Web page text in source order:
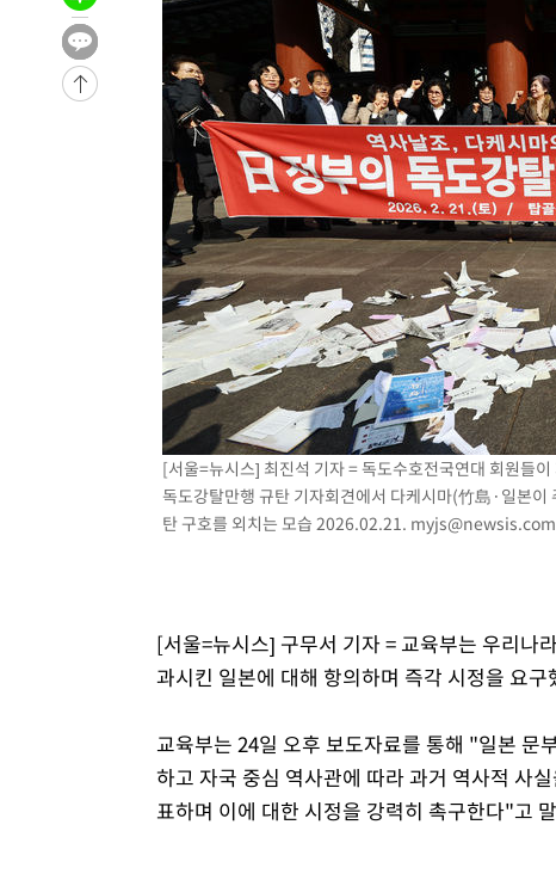
주 날씨]
-8952초 전 >
축구협회 "압수수색·성접대 논란 사과…쇄신의 기회로 삼겠
-7469초 전 >
[속보]'압수수색·성접대 논란' 축구협회 "실망과 걱정 안겨드
송"
1시간 전 >
'최고 37도' 폭염 지속…강원동해안 최대 150㎜ 비
[속보]뉴욕증시 상승 마감…S&P 0.6% 나스닥 1.3%↑
[서울=뉴시스] 최진석 기자 = 독도수호전국연대 회원들
독도강탈만행 규탄 기자회견에서 다케시마(竹島·일본이
탄 구호를 외치는 모습 2026.02.21. myjs@newsis.com
[서울=뉴시스] 구무서 기자 = 교육부는 우리나
과시킨 일본에 대해 항의하며 즉각 시정을 요구
교육부는 24일 오후 보도자료를 통해 "일본 문
하고 자국 중심 역사관에 따라 과거 역사적 사
표하며 이에 대한 시정을 강력히 촉구한다"고